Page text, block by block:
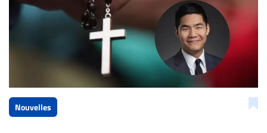
Nouvelles